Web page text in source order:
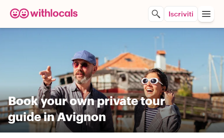
Iscriviti
Book your own private tour
guide in Avignon